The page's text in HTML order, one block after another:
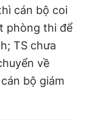
cán bộ coi
phòng thi để
TS chưa
về
bộ giám